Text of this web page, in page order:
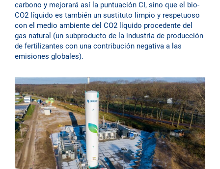
carbono y mejorará así la puntuación CI, sino que el bio-
CO2 líquido es también un sustituto limpio y respetuoso
con el medio ambiente del CO2 líquido procedente del
gas natural (un subproducto de la industria de producción
de fertilizantes con una contribución negativa a las
emisiones globales).